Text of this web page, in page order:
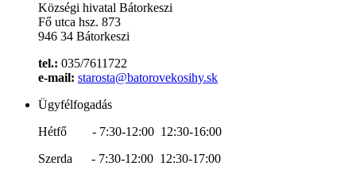
Községi hivatal Bátorkeszi
Fő utca hsz. 873
946 34 Bátorkeszi
tel.: 035/7611722
e-mail: starosta@batorovekosihy.sk
Ügyfélfogadás
Hétfő - 7:30-12:00 12:30-16:00
Szerda - 7:30-12:00 12:30-17:00